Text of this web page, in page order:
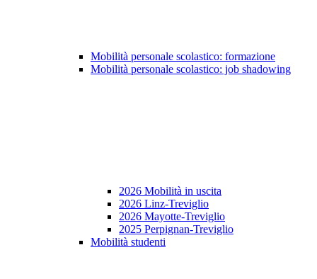
Mobilità personale scolastico: formazione
Mobilità personale scolastico: job shadowing
2026 Mobilità in uscita
2026 Linz-Treviglio
2026 Mayotte-Treviglio
2025 Perpignan-Treviglio
Mobilità studenti